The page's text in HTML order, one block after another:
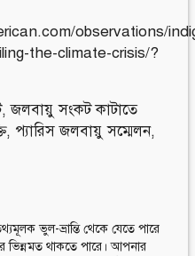
observations/
the-climate-crisis/?
,জলবায়ু সংকট কাটাতে
, প্যারিস জলবায়ু সম্মেলন,
ভুল-ভ্রান্তি থেকে যেতে পারে
ভিন্নমত থাকতে পারে। আপনার